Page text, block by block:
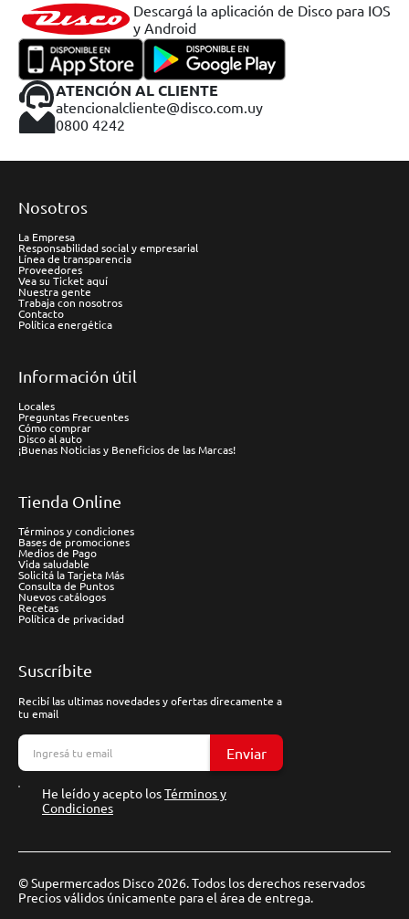
Descargá la aplicación de Disco para IOS
y Android
ATENCIÓN AL CLIENTE
atencionalcliente@disco.com.uy
0800 4242
Nosotros
La Empresa
Responsabilidad social y empresarial
Línea de transparencia
Proveedores
Vea su Ticket aquí
Nuestra gente
Trabaja con nosotros
Contacto
Política energética
Información útil
Locales
Preguntas Frecuentes
Cómo comprar
Disco al auto
¡Buenas Noticias y Beneficios de las Marcas!
Tienda Online
Términos y condiciones
Bases de promociones
Medios de Pago
Vida saludable
Solicitá la Tarjeta Más
Consulta de Puntos
Nuevos catálogos
Recetas
Política de privacidad
Suscríbite
Recibí las ultimas novedades y ofertas direcamente a
tu email
Enviar
He leído y acepto losTérminos y
Condiciones
© Supermercados Disco 2026. Todos los derechos reservados
Precios válidos únicamente para el área de entrega.